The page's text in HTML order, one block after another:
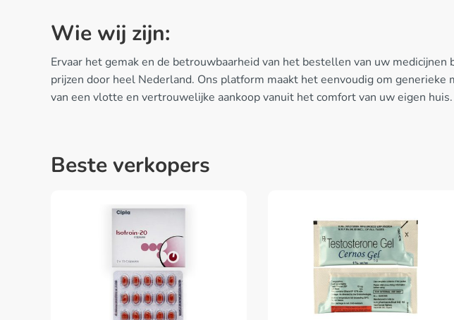
Wie wij zijn:
Ervaar het gemak en de betrouwbaarheid van het bestellen van uw
prijzen door heel Nederland. Ons platform maakt het eenvoudig om
van een vlotte en vertrouwelijke aankoop vanuit het comfort van uw eigen huis.
Beste verkopers